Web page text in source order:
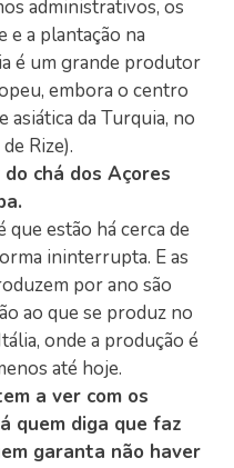
administrativos, os
e a plantação na
é um grande produtor
embora o centro
asiática da Turquia, no
Rize).
chá dos Açores
estão há cerca de
ininterrupta. E as
por ano são
ao que se produz no
onde a produção é
até hoje.
a ver com os
quem diga que faz
garanta não haver